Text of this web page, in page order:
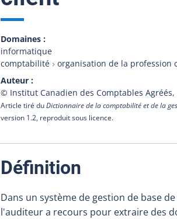
Domaines
informatique
comptabilité
organisation de la profession
Auteur
© Institut Canadien des Comptables Agréés,
Article tiré duDictionnaire de la comptabilité et de la
version 1.2, reproduit sous licence.
Définition
Dans un système de gestion de base
l'auditeur a recours pour extraire des